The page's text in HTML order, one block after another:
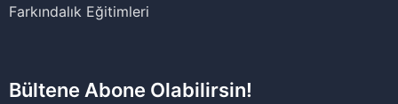
Farkındalık Eğitimleri
Bültene Abone Olabilirsin!